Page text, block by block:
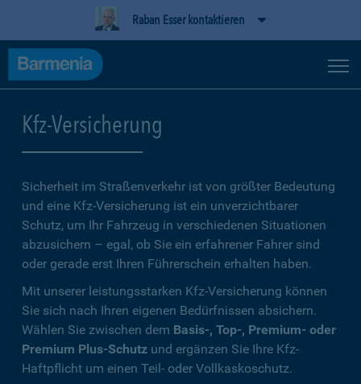
Raban Esser kontaktieren
Kfz-Versicherung
Sicherheit im Straßenverkehr ist von größter Bedeutung
und eine Kfz-Versicherung ist ein unverzichtbarer
Schutz, um Ihr Fahrzeug in verschiedenen Situationen
abzusichern – egal, ob Sie ein erfahrener Fahrer sind
oder gerade erst Ihren Führerschein erhalten haben.
Mit unserer leistungsstarken Kfz-Versicherung können
Sie sich nach Ihren eigenen Bedürfnissen absichern.
Wählen Sie zwischen dem Basis-, Top-, Premium- oder
Premium Plus-Schutz und ergänzen Sie Ihre Kfz-
Haftpflicht um einen Teil- oder Vollkaskoschutz.